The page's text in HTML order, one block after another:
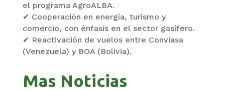
el programa AgroALBA.
✔ Cooperación en energía, turismo y
comercio, con énfasis en el sector gasífero.
✔ Reactivación de vuelos entre Conviasa
(Venezuela) y BOA (Bolivia).
Mas Noticias